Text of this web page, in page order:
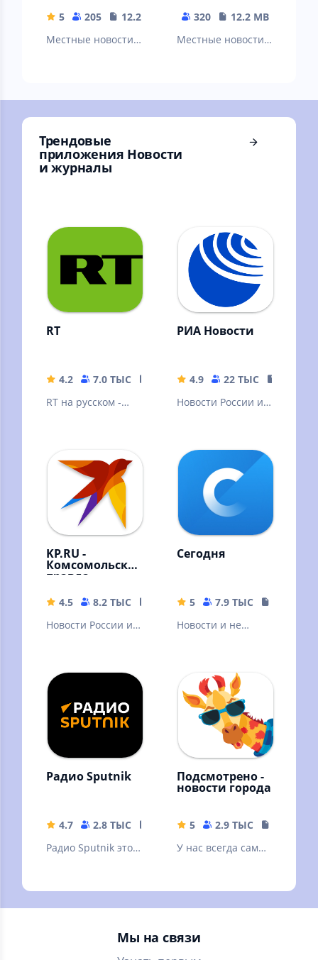
5 205
12.22 MB
Местные новости:
Нововоронеж…
320
12.2 MB
Местные новости:
Советская Гавань…
Трендовые
приложения Новости
и журналы
RT
4.2 7.0 ТЫС
32.98 MB
RT на русском -
мире
РИА Новости
4.9 22 ТЫС
Новости России и
инфографика от
лидера новостного
рынка.
KP.RU -
Комсомольская
правда.
новости
страны
4.5 8.2 ТЫС
80.79 MB
Новости России и
Сегодня
5 7.9 ТЫС
Новости и не
Радио Sputnik
4.7 2.8 ТЫС
26.8 MB
Радио Sputnik это
Россия и весь мир?
Подсмотрено -
новости города
5 2.9 ТЫС
У нас всегда самые
Мы на связи